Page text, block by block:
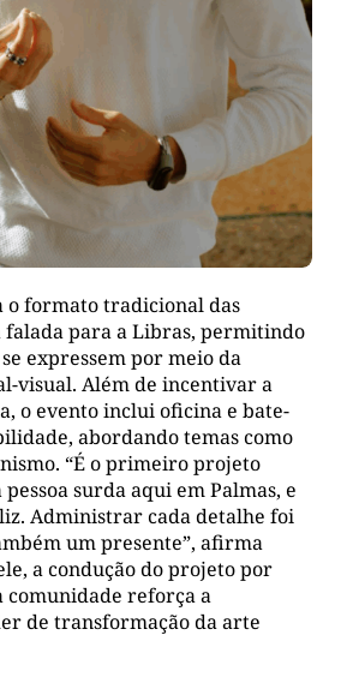
o formato tradicional das
falada para a Libras, permitindo
expressem por meio da
visual. Além de incentivar a
o evento inclui oficina e bate-
abordando temas como
“É o primeiro projeto
surda aqui em Palmas, e
Administrar cada detalhe foi
um presente”, afirma
a condução do projeto por
reforça a
de transformação da arte